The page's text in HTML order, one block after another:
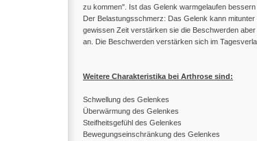
zu kommen". Ist das Gelenk warmgelaufen bessern
Der Belastungsschmerz: Das Gelenk kann
gewissen Zeit verstärken sie die Beschwerden
an. Die Beschwerden verstärken sich im
Weitere Charakteristika bei Arthrose sind:
Schwellung des Gelenkes
Überwärmung des Gelenkes
Steifheitsgefühl des Gelenkes
Bewegungseinschränkung des Gelenkes